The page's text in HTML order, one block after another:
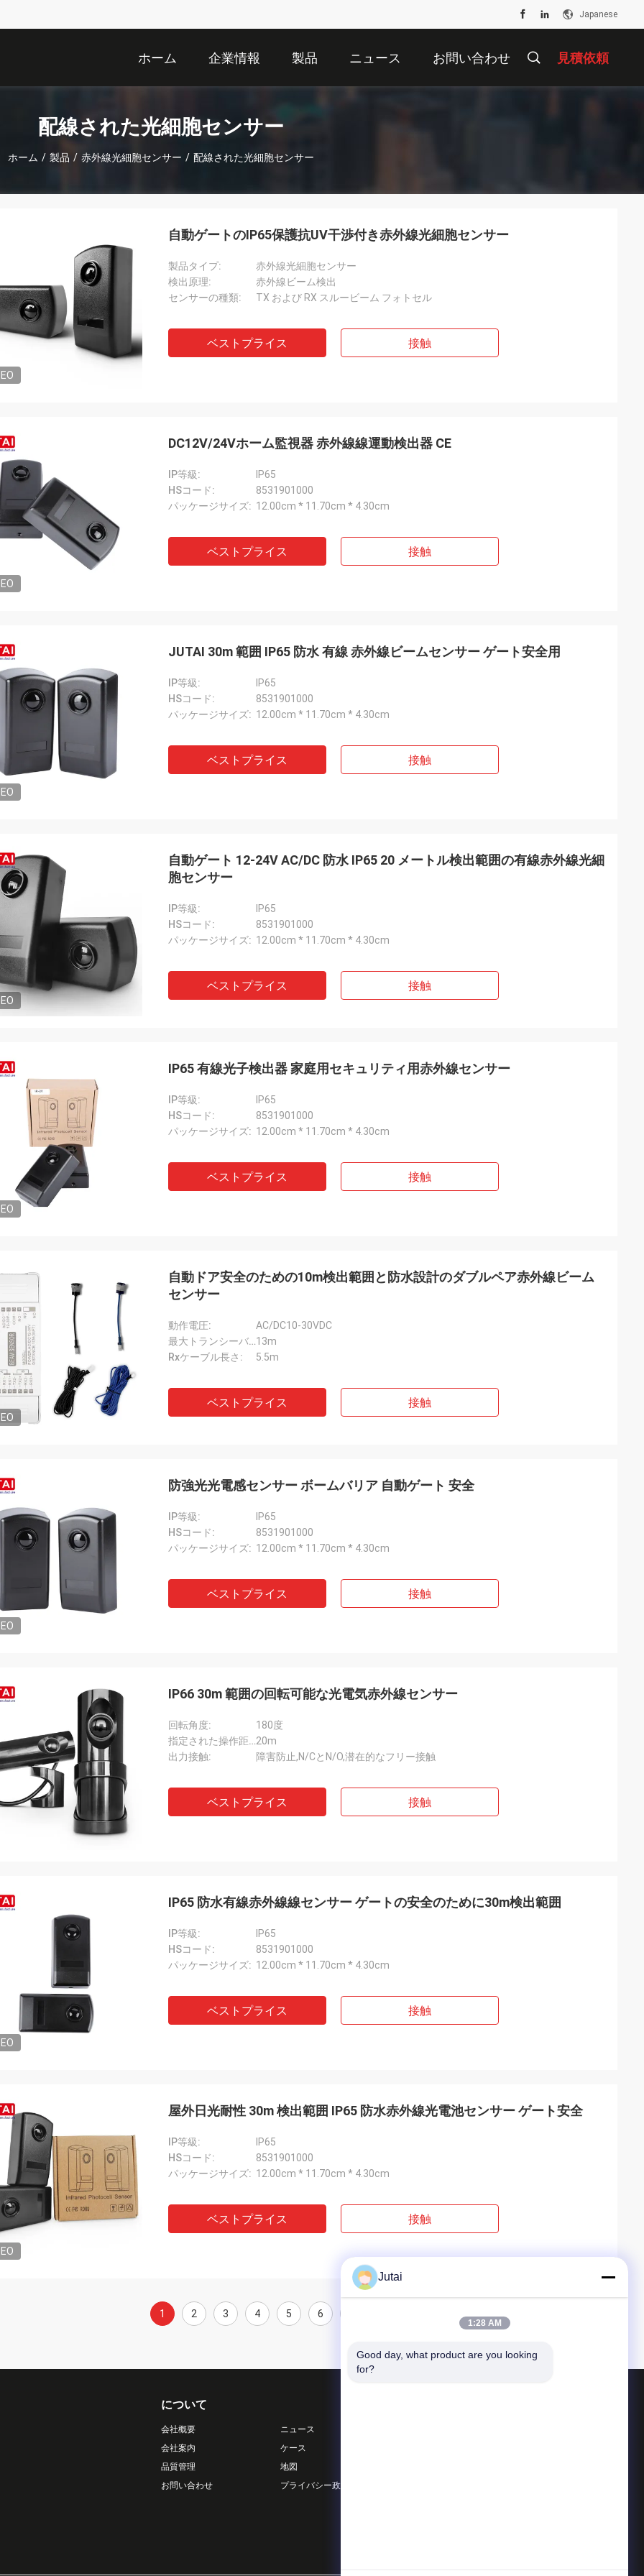
Japanese
ホーム 企業情報 製品 ニュース お問い合わせ 見積依頼
配線された光細胞センサー
ホーム / 製品 / 赤外線光細胞センサー / 配線された光細胞センサー
お疲れさまでした... 連絡をしなか
思い出しました...気に入りました
ほど持ち続けると仮定します)
自動ゲートのIP65保護抗UV干渉付き赤外線光細胞センサー
製品タイプ:
赤外線光細胞センサー
検出原理:
赤外線ビーム検出
センサーの種類:
TX および RX スルービーム フォトセル
ベストプライス 接触
DC12V/24Vホーム監視器 赤外線線運動検出器 CE
IP等級:
IP65
HSコード:
8531901000
パッケージサイズ: 12.00cm * 11.70cm * 4.30cm
ベストプライス 接触
JUTAI 30m 範囲 IP65 防水 有線 赤外線ビームセンサー ゲート安全用
IP等級:
IP65
HSコード:
8531901000
パッケージサイズ: 12.00cm * 11.70cm * 4.30cm
ベストプライス 接触
自動ゲート 12-24V AC/DC 防水 IP65 20 メートル検出範囲の有線赤外線光細
胞センサー
IP等級:
IP65
HSコード:
8531901000
パッケージサイズ: 12.00cm * 11.70cm * 4.30cm
ベストプライス 接触
IP65 有線光子検出器 家庭用セキュリティ用赤外線センサー
IP等級:
IP65
HSコード:
8531901000
パッケージサイズ: 12.00cm * 11.70cm * 4.30cm
ベストプライス 接触
自動ドア安全のための10m検出範囲と防水設計のダブルペア赤外線ビーム
センサー
動作電圧:
AC/DC10-30VDC
最大トランシーバー距離:13m
Rxケーブル長さ:
5.5m
ベストプライス 接触
防強光光電感センサー ボームバリア 自動ゲート 安全
IP等級:
IP65
HSコード:
8531901000
パッケージサイズ: 12.00cm * 11.70cm * 4.30cm
ベストプライス 接触
IP66 30m 範囲の回転可能な光電気赤外線センサー
回転角度:
180度
指定された操作距離:20m
出力接触:
障害防止,N/CとN/O,潜在的なフリー接触
ベストプライス 接触
IP65 防水有線赤外線線センサー ゲートの安全のために30m検出範囲
IP等級:
IP65
HSコード:
8531901000
パッケージサイズ: 12.00cm * 11.70cm * 4.30cm
ベストプライス 接触
屋外日光耐性 30m 検出範囲 IP65 防水赤外線光電池センサー ゲート安全
IP等級:
IP65
HSコード:
8531901000
パッケージサイズ: 12.00cm * 11.70cm * 4.30cm
ベストプライス 接触
1 2 3 4 5 6
について
会社概要
会社案内
品質管理
お問い合わせ
ニュース
ケース
地図
プライバシー政策
Jutai
1:28 AM
Good day, what product are you looking
for?